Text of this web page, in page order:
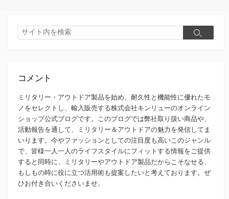
検
索
検
コメント
ミリタリー・アウトドア製品を始め、耐久性と機能性に優れたモ
ノをセレクトし、輸入販売する株式会社キンリューのオンライン
ショップ公式ブログです。このブログでは弊社取り扱い商品や、
活動報告を通して、ミリタリー＆アウトドアの魅力を発信してま
いります。今やファッションとしての注目度も高いこのジャンル
で、皆様一人一人のライフスタイルにフィットする情報をご提供
すると同時に、ミリタリーやアウトドア製品だからこそなせる、
もしもの時に役に立つ活用術も提案したいと考えております。ぜ
ひお付き合いくださいませ。